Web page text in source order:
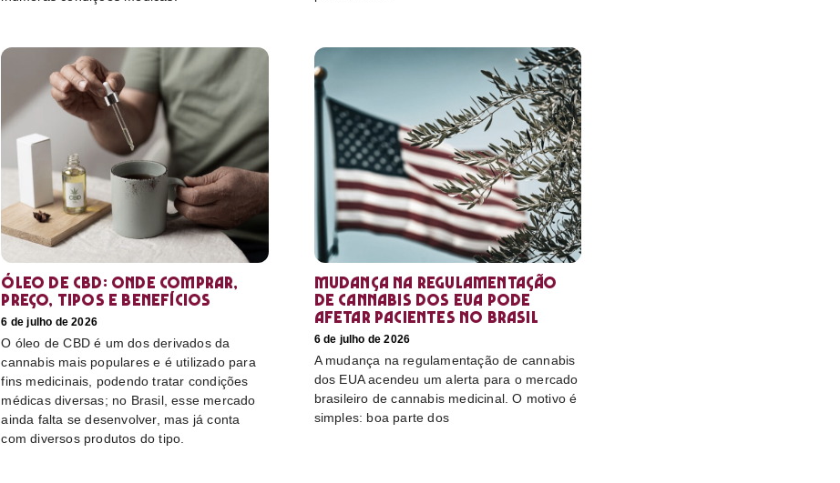
Óleo de CBD: Onde comprar,
preço, tipos e benefícios
6 de julho de 2026
O óleo de CBD é um dos derivados da
cannabis mais populares e é utilizado para
fins medicinais, podendo tratar condições
médicas diversas; no Brasil, esse mercado
ainda falta se desenvolver, mas já conta
com diversos produtos do tipo.
Mudança na regulamentação
de cannabis dos EUA pode
afetar pacientes no Brasil
6 de julho de 2026
A mudança na regulamentação de cannabis
dos EUA acendeu um alerta para o mercado
brasileiro de cannabis medicinal. O motivo é
simples: boa parte dos